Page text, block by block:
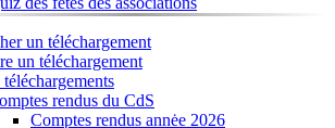
un téléchargement
un téléchargement
rendus du CdS
Comptes rendus annėe 2026